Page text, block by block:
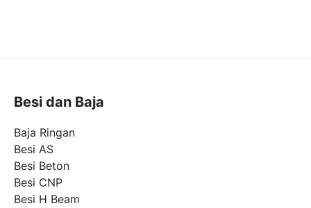
Besi dan Baja
Baja Ringan
Besi AS
Besi Beton
Besi CNP
Besi H Beam